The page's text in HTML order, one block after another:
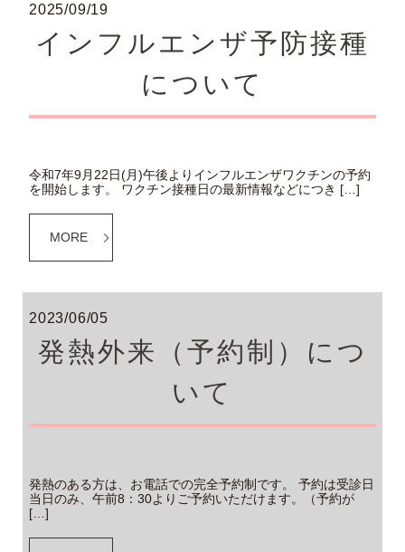
2025/09/19
インフルエンザ予防接種
について
令和7年9月22日(月)午後よりインフルエンザワクチンの予約
を開始します。 ワクチン接種日の最新情報などにつき […]
MORE
2023/06/05
発熱外来（予約制）につ
いて
発熱のある方は、お電話での完全予約制です。 予約は受診日
当日のみ、午前8：30よりご予約いただけます。（予約が
[…]